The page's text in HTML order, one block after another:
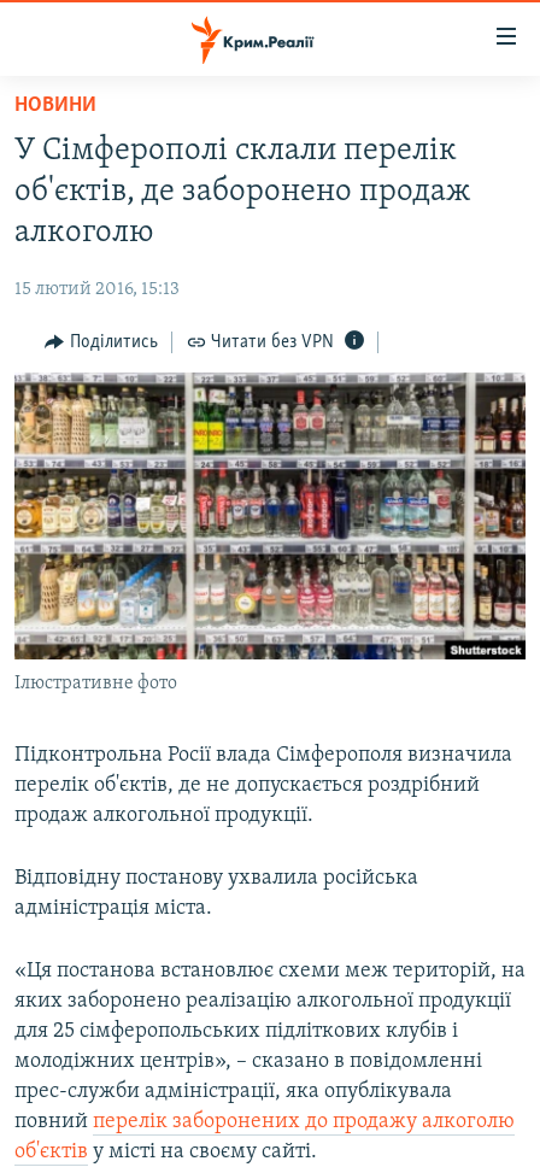
Перейти
основного
матеріалу
до
основної
Перейти
пошуку
НОВИНИ
ВОДА.КРИМ
БЛОГИ
ПОГЛЯД
ІНТЕРВ'Ю
ВСЕ ЗА ДЕНЬ
СПЕЦПРОЕКТИ
ДЕПОРТАЦІЯ
ВІДЕОУРОКИ «ELIFBE»
СВІДЧЕННЯ ОКУПАЦІЇ
УКРАЇНСЬКА ПРОБЛЕМА КРИМУ
ІНФОГРАФІКА
ЯК ОБІЙТИ БЛОКУВАННЯ
Русский
Qırımtatar
ДОЛУЧАЙСЯ!
Усі сайти RFE/RL
НОВИНИ
У Сімферополі склали перелік
об'єктів, де заборонено продаж
алкоголю
15 лютий 2016, 15:13
Поділитись Читати без VPN
Ілюстративне фото
Підконтрольна Росії влада Сімферополя визначила
перелік об'єктів, де не допускається роздрібний
продаж алкогольної продукції.
Відповідну постанову ухвалила російська
адміністрація міста.
«Ця постанова встановлює схеми меж територій, на
яких заборонено реалізацію алкогольної продукції
для 25 сімферопольських підліткових клубів і
молодіжних центрів», – сказано в повідомленні
прес-служби адміністрації, яка опублікувала
повний перелік заборонених до продажу алкоголю
об'єктів у місті на своєму сайті.